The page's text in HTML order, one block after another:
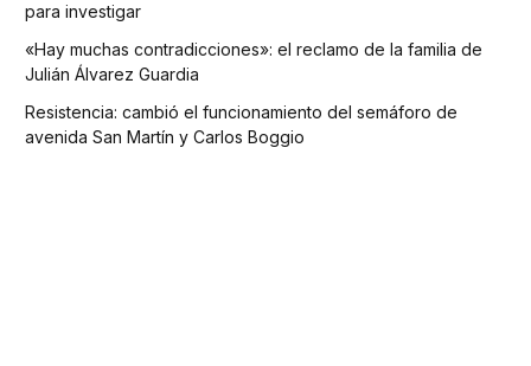
para investigar
«Hay muchas contradicciones»: el reclamo de la familia de
Julián Álvarez Guardia
Resistencia: cambió el funcionamiento del semáforo de
avenida San Martín y Carlos Boggio